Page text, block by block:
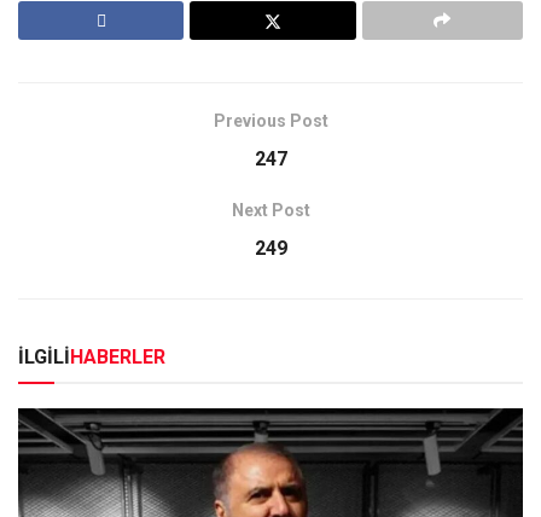
Previous Post
247
Next Post
249
İLGİLİHABERLER